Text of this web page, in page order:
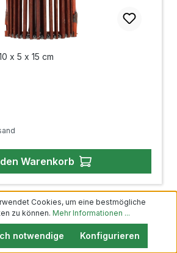
x 5 x 15 cm
Warenkorb
Vase
Cookies, um eine bestmögliche
zu können. Mehr Informationen ...
notwendige Konfigurieren